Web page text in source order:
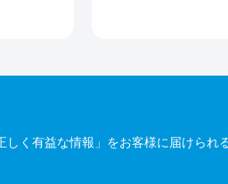
く有益な情報」をお客様に届けられ